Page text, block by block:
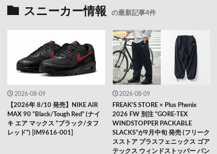
スニーカー情報 の最新記事4件
2026-08-09
【2026年 8/10 発売】NIKE AIR
MAX 90 “Black/Tough Red” (ナイ
キ エア マックス “ブラック/タフ
レッド”) [IM9616-001]
2026-08-09
FREAK’S STORE × Plus Phenix
2026 FW 別注 “GORE-TEX
WINDSTOPPER PACKABLE
SLACKS”が9月中旬 発売 (フリーク
スストア プラスフェニックス ゴア
テックス ウィンドストッパー パン